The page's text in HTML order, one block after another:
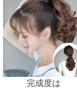
完成度は